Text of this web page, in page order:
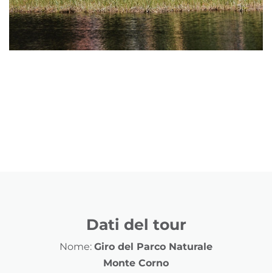
Dati del tour
Nome: Giro del Parco Naturale
Monte Corno